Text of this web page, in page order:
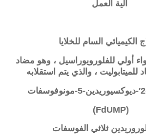
آلية العمل
الكيميائي السام للخلايا
أولي للفلورويوراسيل ، وهو مضاد
للميتابوليت ، والذي يتم استقلابه
(FdUMP)